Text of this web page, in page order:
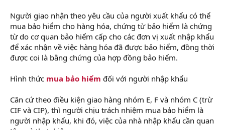
Người giao nhận theo yêu cầu của người xuất khẩu có thể
mua bảo hiểm cho hàng hóa, chứng từ bảo hiểm là chứng
từ do cơ quan bảo hiểm cấp cho các đơn vị xuất nhập khẩu
để xác nhận về việc hàng hóa đã được bảo hiểm, đồng thời
được coi là bằng chứng của hợp đồng bảo hiểm.
Hình thức mua bảo hiểm đối với người nhập khẩu
Căn cứ theo điều kiện giao hàng nhóm E, F và nhóm C (trừ
CIF và CIP), thì người chịu trách nhiệm mua bảo hiểm là
người nhập khẩu, khi đó, việc của nhà nhập khẩu cần quan